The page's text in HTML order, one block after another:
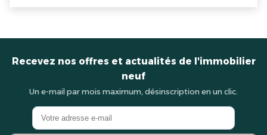
Recevez nos offres et actualités de l'immobilier
neuf
Un e-mail par mois maximum, désinscription en un clic.